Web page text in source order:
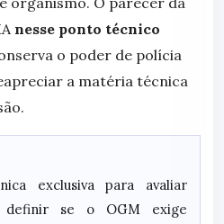
nesse ponto técnico
o poder de polícia
a matéria técnica
exclusiva para avaliar
definir se o OGM exige